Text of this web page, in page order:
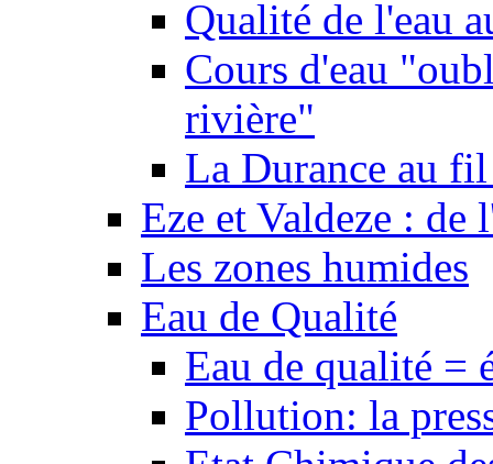
Qualité de l'eau
Cours d'eau
rivière"
La Durance au
Eze et Valdeze : de
Les zones humides
Eau de Qualité
Eau de qualité =
Pollution: la